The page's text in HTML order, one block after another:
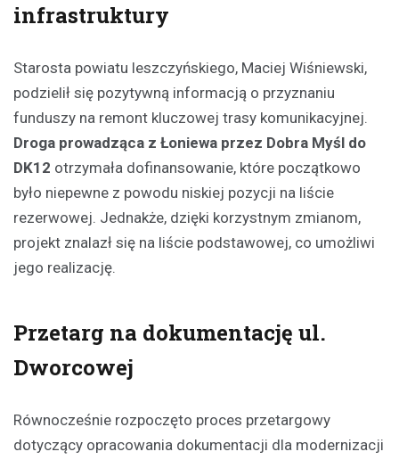
infrastruktury
Starosta powiatu leszczyńskiego, Maciej Wiśniewski,
podzielił się pozytywną informacją o przyznaniu
funduszy na remont kluczowej trasy komunikacyjnej.
Droga prowadząca z Łoniewa przez Dobra Myśl do
DK12 otrzymała dofinansowanie, które początkowo
było niepewne z powodu niskiej pozycji na liście
rezerwowej. Jednakże, dzięki korzystnym zmianom,
projekt znalazł się na liście podstawowej, co umożliwi
jego realizację.
Przetarg na dokumentację ul.
Dworcowej
Równocześnie rozpoczęto proces przetargowy
dotyczący opracowania dokumentacji dla modernizacji